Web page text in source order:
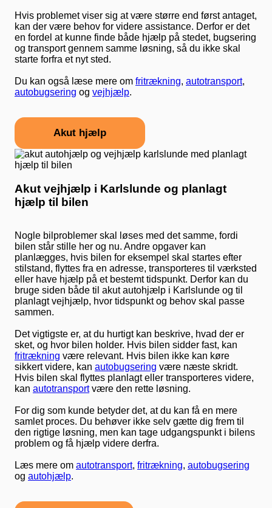
Hvis problemet viser sig at være større end først antaget,
kan der være behov for videre assistance. Derfor er det
en fordel at kunne finde både hjælp på stedet, bugsering
og transport gennem samme løsning, så du ikke skal
starte forfra et nyt sted.
Du kan også læse mere om fritrækning, autotransport,
autobugsering og vejhjælp.
Akut hjælp
Akut vejhjælp i Karlslunde og planlagt
hjælp til bilen
Nogle bilproblemer skal løses med det samme, fordi
bilen står stille her og nu. Andre opgaver kan
planlægges, hvis bilen for eksempel skal startes efter
stilstand, flyttes fra en adresse, transporteres til værksted
eller have hjælp på et bestemt tidspunkt. Derfor kan du
bruge siden både til akut autohjælp i Karlslunde og til
planlagt vejhjælp, hvor tidspunkt og behov skal passe
sammen.
Det vigtigste er, at du hurtigt kan beskrive, hvad der er
sket, og hvor bilen holder. Hvis bilen sidder fast, kan
fritrækning være relevant. Hvis bilen ikke kan køre
sikkert videre, kan autobugsering være næste skridt.
Hvis bilen skal flyttes planlagt eller transporteres videre,
kan autotransportvære den rette løsning.
For dig som kunde betyder det, at du kan få en mere
samlet proces. Du behøver ikke selv gætte dig frem til
den rigtige løsning, men kan tage udgangspunkt i bilens
problem og få hjælp videre derfra.
Læs mere om autotransport, fritrækning, autobugsering
og autohjælp.